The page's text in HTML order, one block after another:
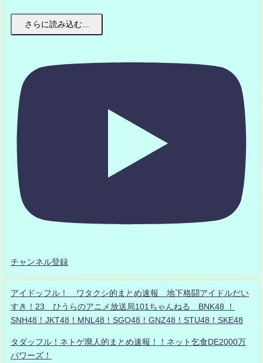
さらに読み込む...
チャンネル登録
アイドッフル！ ワタクシ的まとめ速報 地下格闘アイドルだい
すき！23 ひうらのアニメ放送局101ちゃんねる BNK48 ！
SNH48！JKT48！MNL48！SGO48！GNZ48！STU48！SKE48
タダッフル！ネトゲ廃人的まとめ速報！！ネット乞食DE2000万
パワーズ！